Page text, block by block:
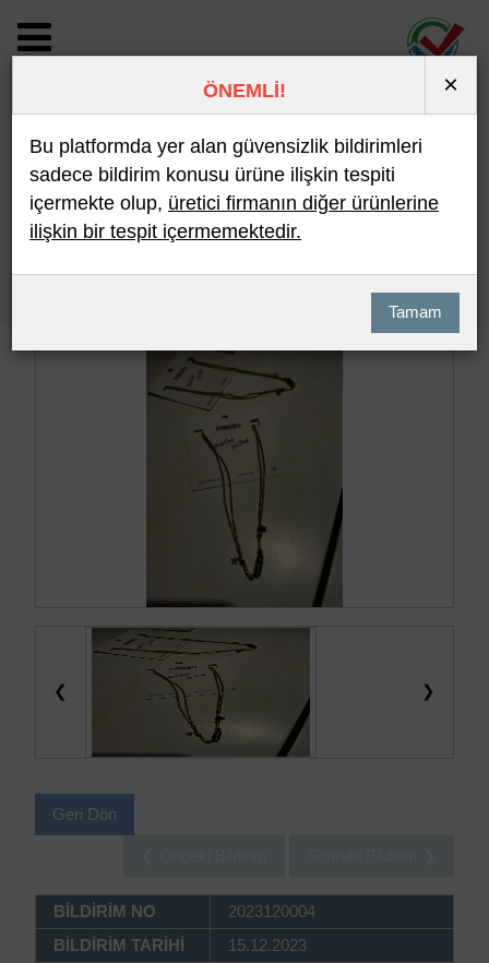
BİLDİRİM DETAYI
Son 10 Bildirim En Çok İncelenen
❮ ❯
Geri Dön
BİLDİRİM NO
2023120004
BİLDİRİM TARİHİ
15.12.2023
ÖNEMLİ! ×
Bu platformda yer alan güvensizlik bildirimleri
sadece bildirim konusu ürüne ilişkin tespiti
içermekte olup, üretici firmanın diğer ürünlerine
ilişkin bir tespit içermemektedir.
Tamam